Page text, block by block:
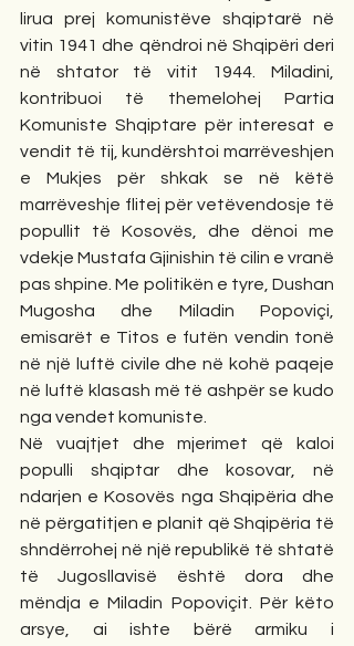
lirua prej komunistëve shqiptarë në
vitin 1941 dhe qëndroi në Shqipëri deri
në shtator të vitit 1944. Miladini,
kontribuoi të themelohej Partia
Komuniste Shqiptare për interesat e
vendit të tij, kundërshtoi marrëveshjen
e Mukjes për shkak se në këtë
marrëveshje flitej për vetëvendosje të
popullit të Kosovës, dhe dënoi me
vdekje Mustafa Gjinishin të cilin e vranë
pas shpine. Me politikën e tyre, Dushan
Mugosha dhe Miladin Popoviçi,
emisarët e Titos e futën vendin tonë
në një luftë civile dhe në kohë paqeje
në luftë klasash më të ashpër se kudo
nga vendet komuniste.
Në vuajtjet dhe mjerimet që kaloi
populli shqiptar dhe kosovar, në
ndarjen e Kosovës nga Shqipëria dhe
në përgatitjen e planit që Shqipëria të
shndërrohej në një republikë të shtatë
të Jugosllavisë është dora dhe
mëndja e Miladin Popoviçit. Për këto
arsye, ai ishte bërë armiku i